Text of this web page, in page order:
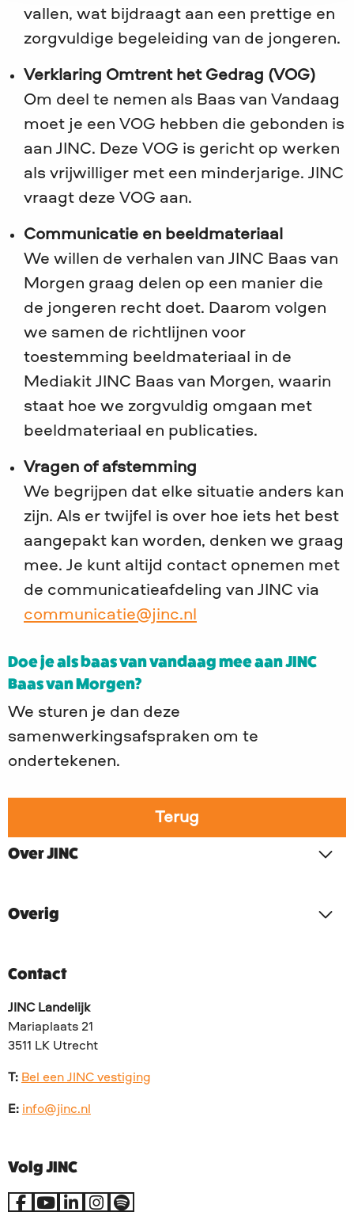
vallen, wat bijdraagt aan een prettige en
zorgvuldige begeleiding van de jongeren.
Verklaring Omtrent het Gedrag (VOG)
Om deel te nemen als Baas van Vandaag
moet je een VOG hebben die gebonden is
aan JINC. Deze VOG is gericht op werken
als vrijwilliger met een minderjarige. JINC
vraagt deze VOG aan.
Communicatie en beeldmateriaal
We willen de verhalen van JINC Baas van
Morgen graag delen op een manier die
de jongeren recht doet. Daarom volgen
we samen de richtlijnen voor
toestemming beeldmateriaal in de
Mediakit JINC Baas van Morgen, waarin
staat hoe we zorgvuldig omgaan met
beeldmateriaal en publicaties.
Vragen of afstemming
We begrijpen dat elke situatie anders kan
zijn. Als er twijfel is over hoe iets het best
aangepakt kan worden, denken we graag
mee. Je kunt altijd contact opnemen met
de communicatieafdeling van JINC via
communicatie@jinc.nl
Doe je als baas van vandaag mee aan JINC
Baas van Morgen?
We sturen je dan deze
samenwerkingsafspraken om te
ondertekenen.
Terug
Over JINC
Overig
Contact
JINC Landelijk
Mariaplaats 21
3511 LK Utrecht
T: Bel een JINC vestiging
E: info@jinc.nl
Volg JINC
GaGaGaGaGo